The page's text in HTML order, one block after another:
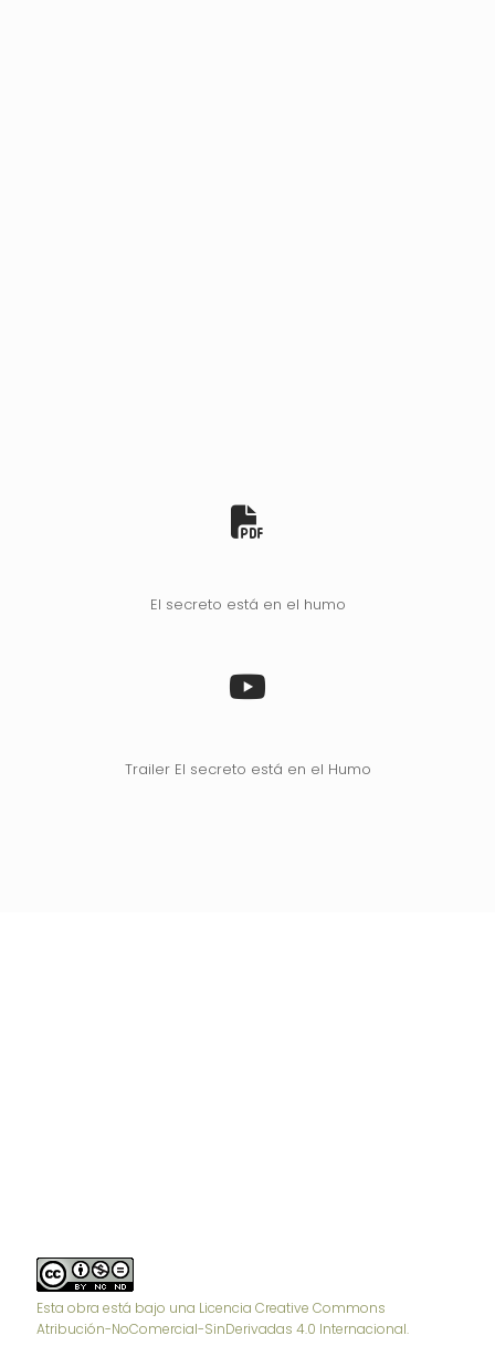
El secreto está en el humo
Trailer El secreto está en el Humo
Esta obra está bajo una Licencia Creative Commons
Atribución-NoComercial-SinDerivadas 4.0 Internacional.